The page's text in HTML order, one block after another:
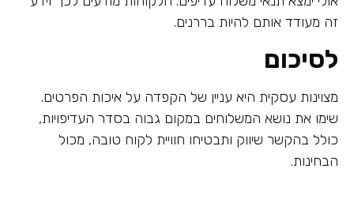
זה מעודד אותם להיות בררנים.
לסיכום
מצוינות עסקית היא עניין של הקפדה על איכות הפרטים.
שימו את נושא המשלוחים במקום גבוה בסדר העדיפויות,
כולל בהקשר שיווק ותבטיחו חוויית לקוח טובה, מכול
הבחינות.